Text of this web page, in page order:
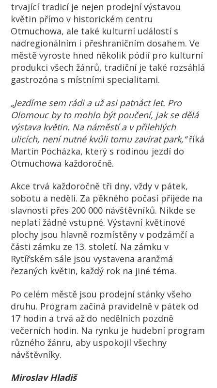
trvající tradicí je nejen prodejní výstavou
květin přímo v historickém centru
Otmuchowa, ale také kulturní událostí s
nadregionálním i přeshraničním dosahem. Ve
městě vyroste hned několik pódií pro kulturní
produkci všech žánrů, tradiční je také rozsáhlá
gastrozóna s místními specialitami.
„Jezdíme sem rádi a už asi patnáct let. Pro
Olomouc by to mohlo být poučení, jak se dělá
výstava květin. Na náměstí a v přilehlých
ulicích, není nutné kvůli tomu zavírat park,“říká
Martin Pocházka, který s rodinou jezdí do
Otmuchowa každoročně.
Akce trvá každoročně tři dny, vždy v pátek,
sobotu a neděli. Za pěkného počasí přijede na
slavnosti přes 200 000 návštěvníků. Nikde se
neplatí žádné vstupné. Výstavní květinové
plochy jsou hlavně rozmístěny v podzámčí a
části zámku ze 13. století. Na zámku v
Rytířském sále jsou vystavena aranžmá
řezaných květin, každý rok na jiné téma.
Po celém městě jsou prodejní stánky všeho
druhu. Program začíná pravidelně v pátek od
17 hodin a trvá až do nedělních pozdně
večerních hodin. Na rynku je hudební program
různého žánru, aby uspokojil všechny
návštěvníky.
Miroslav Hladiš